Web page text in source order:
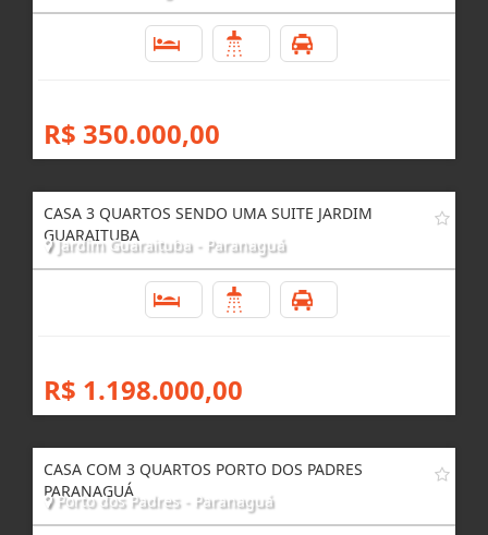
R$ 350.000,00
CASA 3 QUARTOS SENDO UMA SUITE JARDIM
GUARAITUBA
Jardim Guaraituba - Paranaguá
R$ 1.198.000,00
CASA COM 3 QUARTOS PORTO DOS PADRES
PARANAGUÁ
Porto dos Padres - Paranaguá